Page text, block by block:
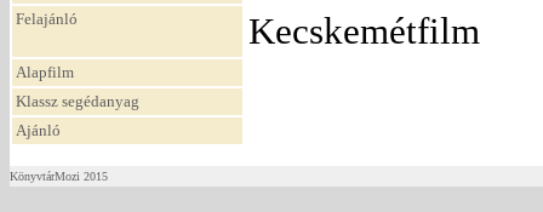
Felajánló Kecskemétfilm
Alapfilm
Klassz segédanyag
Ajánló
KönyvtárMozi 2015